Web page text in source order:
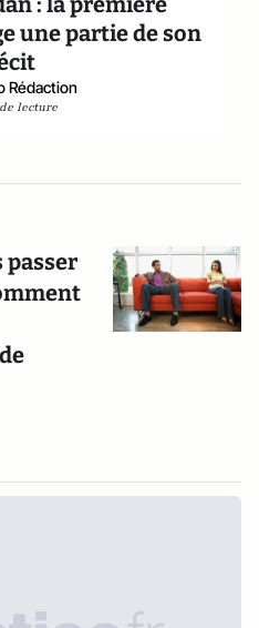
une partie de son
Rédaction
lecture
passer